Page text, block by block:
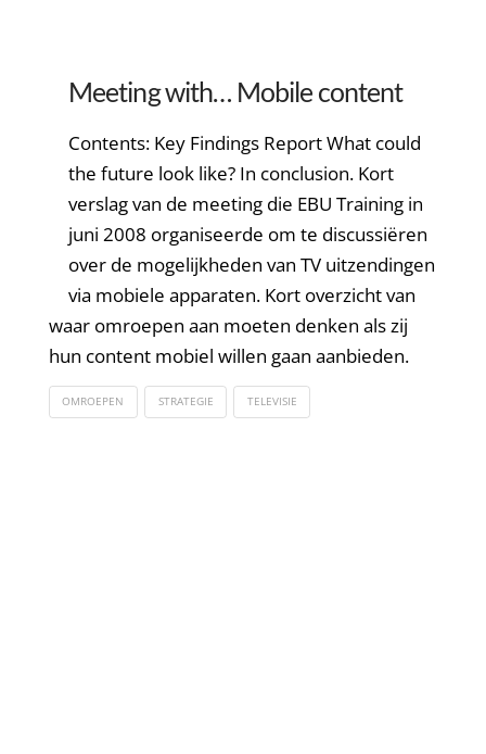
Meeting with… Mobile content
Contents: Key Findings Report What could
the future look like? In conclusion. Kort
verslag van de meeting die EBU Training in
juni 2008 organiseerde om te discussiëren
over de mogelijkheden van TV uitzendingen
via mobiele apparaten. Kort overzicht van
waar omroepen aan moeten denken als zij
hun content mobiel willen gaan aanbieden.
OMROEPEN STRATEGIE TELEVISIE